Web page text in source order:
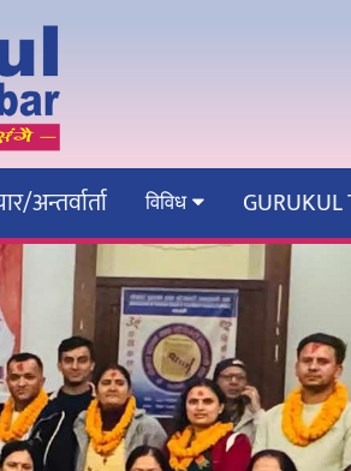
अन्तर्वार्ता विविध GURUKUL